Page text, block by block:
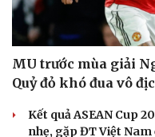
check-in
MU trước mùa giải
Quỷ đỏ khó đua vô
Kết quả ASEAN Cup
nhẹ, gặp ĐT Việt Nam